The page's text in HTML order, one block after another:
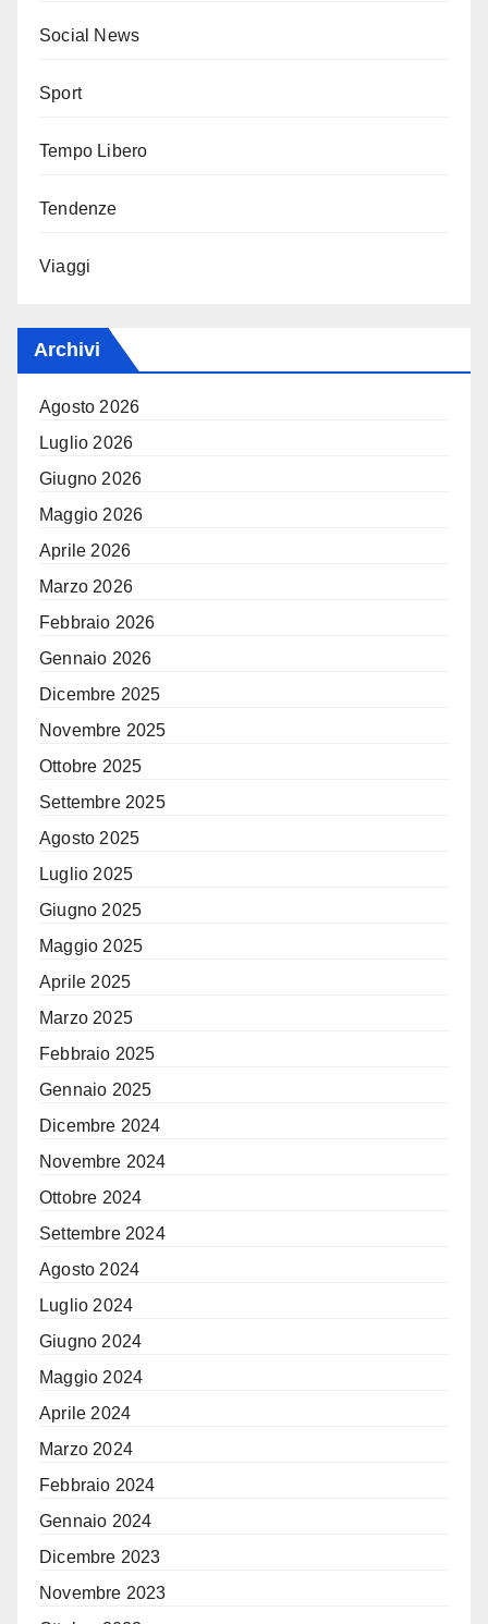
Social News
Sport
Tempo Libero
Tendenze
Viaggi
Archivi
Agosto 2026
Luglio 2026
Giugno 2026
Maggio 2026
Aprile 2026
Marzo 2026
Febbraio 2026
Gennaio 2026
Dicembre 2025
Novembre 2025
Ottobre 2025
Settembre 2025
Agosto 2025
Luglio 2025
Giugno 2025
Maggio 2025
Aprile 2025
Marzo 2025
Febbraio 2025
Gennaio 2025
Dicembre 2024
Novembre 2024
Ottobre 2024
Settembre 2024
Agosto 2024
Luglio 2024
Giugno 2024
Maggio 2024
Aprile 2024
Marzo 2024
Febbraio 2024
Gennaio 2024
Dicembre 2023
Novembre 2023